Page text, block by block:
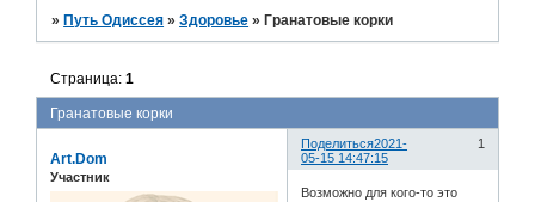
» Путь Одиссея »Здоровье » Гранатовые корки
Гранатовые корки
Страница:1
Поделиться 1
2021-
05-15 14:47:15
Art.Dom
Участник
Возможно для кого-то это